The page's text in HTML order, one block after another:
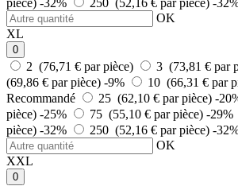
pièce) -32% 250 (52,16 € par pièce) -
OK
XL
0
2 (76,71 € par pièce) 3 (73,81 € par
(69,86 € par pièce) -9% 10 (66,31 € par
Recommandé
25 (62,10 € par pièce) -
pièce) -25% 75 (55,10 € par pièce) -29%
pièce) -32% 250 (52,16 € par pièce) -
OK
XXL
0